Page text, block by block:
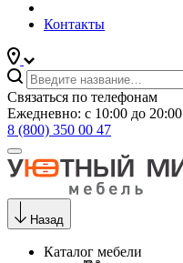
Контакты
Связаться по телефонам
Ежедневно: с 10:00 до 20:00
8 (800) 350 00 47
Назад
Каталог мебели